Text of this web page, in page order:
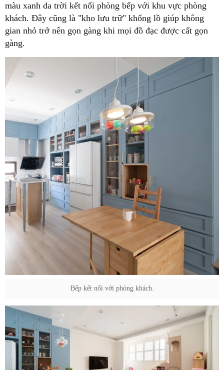
màu xanh da trời kết nối phòng bếp với khu vực phòng
khách. Đây cũng là "kho lưu trữ" khổng lồ giúp không
gian nhỏ trở nên gọn gàng khi mọi đồ đạc được cất gọn
gàng.
Bếp kết nối với phòng khách.